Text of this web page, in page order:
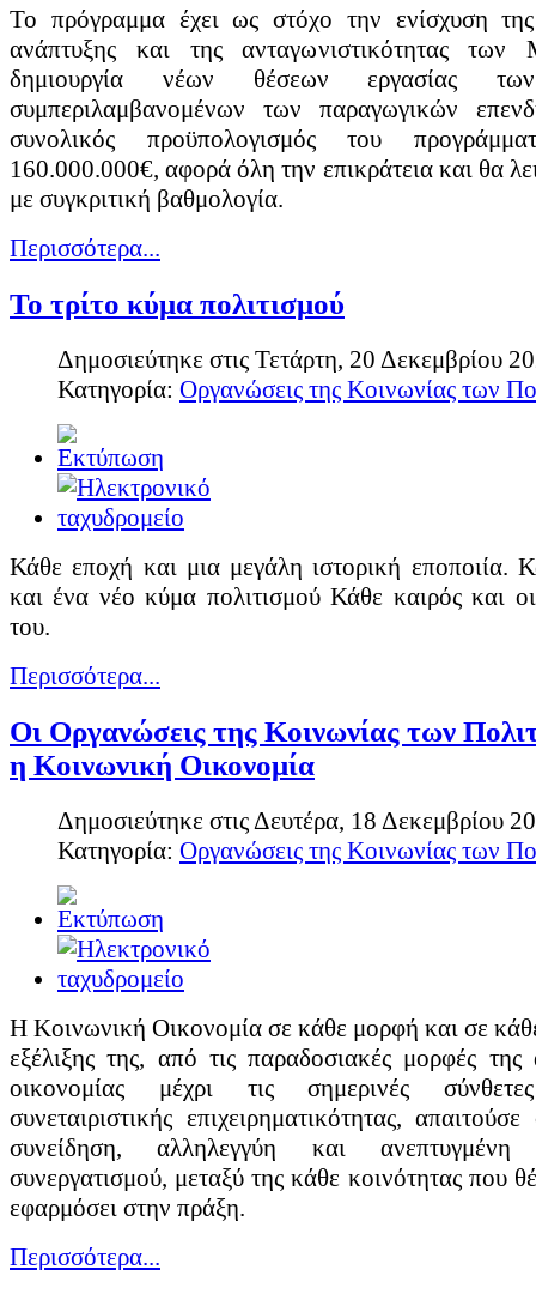
Διαβάστε περισσότερα...
Πολιτιστικές Διαδρομές
Αναζητώντας το πνεύμα του τόπου, την ανθρώπινη δημιουργία και
τους πολιτιστικούς χώρους και τα μουσεία της περιοχής που
Θεόπετρας, λίγα χιλιόμετρα πριν από τα Μετέωρα, μας δίνει
Διαβάστε περισσότερα...
Πώς προέκυψαν τα...
Η ΠΕ Τρικάλων, δεύτερη σε έκταση στο θεσσαλικό χώρο,
πλούσια μυθολογία. Στην περιοχή δεσπόζουν τα Μετέωρα ως
οροσειρά της Πίνδου, ανατολικά τον γόνιμο θεσσαλικό κάμπο και
Διαβάστε περισσότερα...
Το φαγητό στα...
ανθρώπων, δηλαδή τα βότανα του Κόζιακα. Η τροφή μας είναι το
Διαβάστε περισσότερα...
Το πρόγραμμα έχει ως στόχο την ενίσχυση
ανάπτυξης και της ανταγωνιστικότητας
δημιουργία νέων θέσεων εργασίας
συμπεριλαμβανομένων των παραγωγικών
συνολικός προϋπολογισμός του
160.000.000€, αφορά όλη την επικράτεια και θα
με συγκριτική βαθμολογία.
Περισσότερα...
Το τρίτο κύμα πολιτισμού
Δημοσιεύτηκε στις Τετάρτη, 20 Δεκεμβρίου
Κατηγορία: Οργανώσεις της Κοινωνίας των
Κάθε εποχή και μια μεγάλη ιστορική εποποιία.
και ένα νέο κύμα πολιτισμού Κάθε καιρός και
του.
Περισσότερα...
Οι Οργανώσεις της Κοινωνίας των
η Κοινωνική Οικονομία
Δημοσιεύτηκε στις Δευτέρα, 18 Δεκεμβρίου
Κατηγορία: Οργανώσεις της Κοινωνίας των
Η Κοινωνική Οικονομία σε κάθε μορφή και σε
εξέλιξης της, από τις παραδοσιακές μορφές της
οικονομίας μέχρι τις σημερινές
συνεταιριστικής επιχειρηματικότητας,
συνείδηση, αλληλεγγύη και ανεπτυγμένη
συνεργατισμού, μεταξύ της κάθε κοινότητας που
εφαρμόσει στην πράξη.
Περισσότερα...